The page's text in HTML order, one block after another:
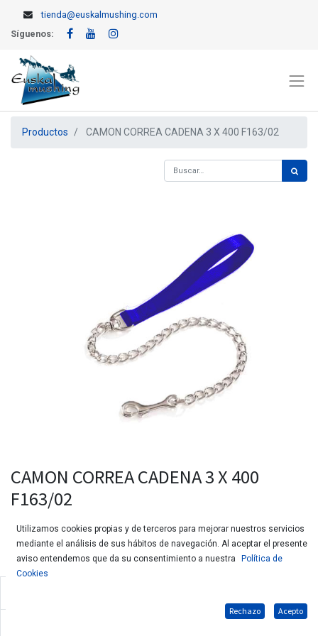
tienda@euskalmushing.com
Síguenos:
Productos CAMON CORREA CADENA 3 X 400 F163/02
CAMON CORREA CADENA 3 X 400
F163/02
Utilizamos cookies propias y de terceros para mejorar nuestros servicios
mediante el análisis de sus hábitos de navegación. Al aceptar el presente
aviso entendemos que da su consentimiento a nuestra
Política de
Cookies
Rechazo Acepto